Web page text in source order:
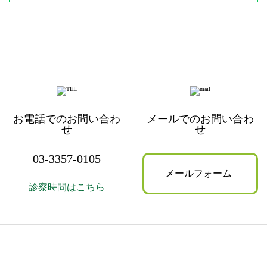
お電話でのお問い合わ
せ
03-3357-0105
診察時間はこちら
メールでのお問い合わ
せ
メールフォーム